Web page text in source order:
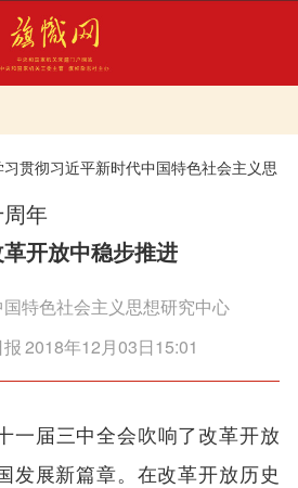
习贯彻习近平新时代中国特色社会主义思
年
开放中稳步推进
特色社会主义思想研究中心
2018年12月03日15:01
一届三中全会吹响了改革开放
发展新篇章。在改革开放历史